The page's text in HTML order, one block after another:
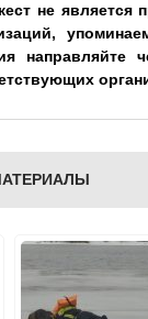
не является
направляйте